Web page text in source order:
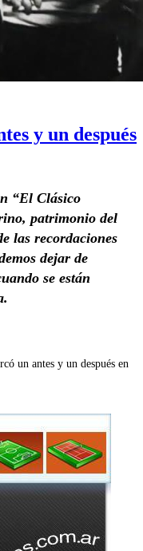
y un después
“El Clásico
patrimonio del
las recordaciones
dejar de
se están
un antes y un después en